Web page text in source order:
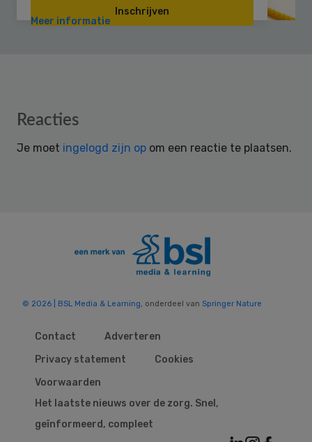
Inschrijven
Meer informatie
Reader
Reacties
Je moet ingelogd zijn op om een reactie te plaatsen.
© 2026 | BSL Media & Learning , onderdeel van Springer Nature
Contact
Adverteren
Privacy statement
Cookies
Voorwaarden
Het laatste nieuws over de zorg. Snel,
geïnformeerd, compleet